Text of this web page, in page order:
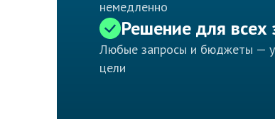
немедленно
Решение для всех
Любые запросы и бюджеты — у
цели